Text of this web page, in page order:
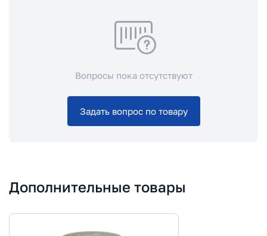
Вопросы пока отсутствуют
Задать вопрос по товару
Дополнительные товары